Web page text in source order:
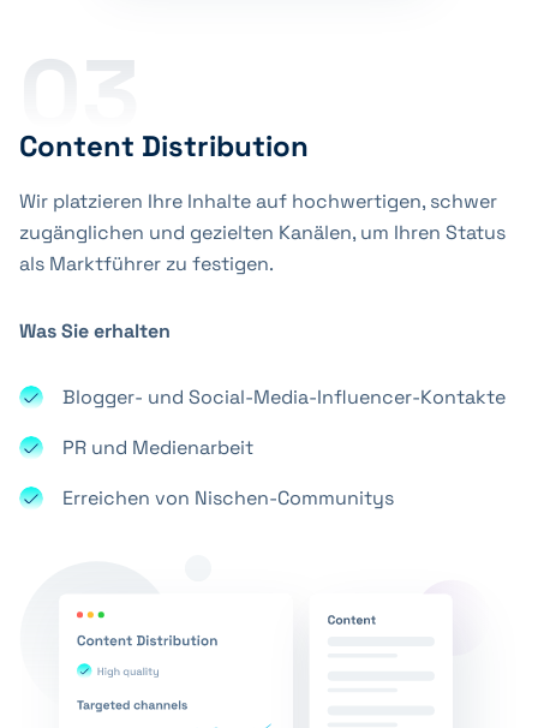
03
Content Distribution
Wir platzieren Ihre Inhalte auf hochwertigen, schwer
zugänglichen und gezielten Kanälen, um Ihren Status
als Marktführer zu festigen.
Was Sie erhalten
Blogger- und Social-Media-Influencer-Kontakte
PR und Medienarbeit
Erreichen von Nischen-Communitys